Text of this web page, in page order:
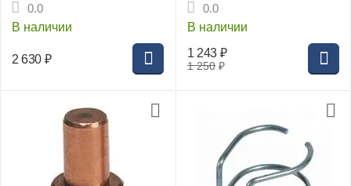
(801003)
0.0
В наличии
2 630 ₽
31_41_54К Big Plasma
62/2 (5шт) (802423)
0.0
В наличии
1 250 ₽
1 243 ₽